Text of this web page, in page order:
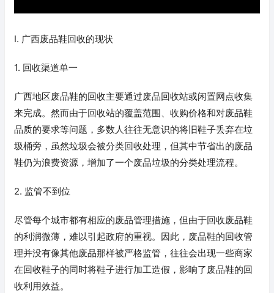
I. 广西废品鞋回收的现状
1. 回收渠道单一
广西地区废品鞋的回收主要通过废品回收站或闲置网点收集
来完成。然而由于回收站的覆盖范围、收购价格和对废品鞋
品质的要求等问题，多数人往往无意识的将旧鞋子丢弃在垃
圾桶旁，虽然垃圾会被分类回收处理，但其中节省出的废品
鞋仍为浪费资源，增加了一个废品垃圾的分类处理流程。
2. 监管不到位
尽管每个城市都有相应的废品管理措施，但由于回收废品鞋
的利润微薄，难以引起政府的重视。因此，废品鞋的回收管
理并没有像其他废品那样被严格监管，往往会出现一些商家
在回收鞋子的同时将鞋子进行加工造假，影响了废品鞋的回
收利用效益。